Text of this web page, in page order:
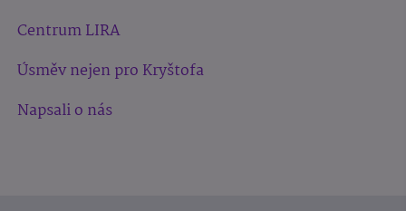
Centrum LIRA
Úsměv nejen pro Kryštofa
Napsali o nás